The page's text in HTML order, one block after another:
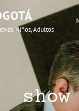
Niños, Adultos